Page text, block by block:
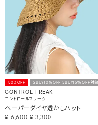
50%OFF 2BUY10％OFF 3BUY15％OFF対象
CONTROL FREAK
コントロールフリーク
ペーパーダイヤ透かしハット
¥ 6,600 ¥ 3,300